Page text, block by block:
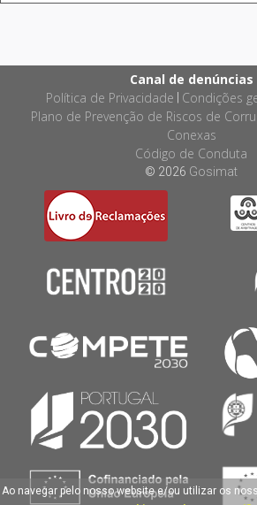
Canal de denúncias
Política de Privacidade Condições
Plano de Prevenção de Riscos de
Conexas
Código de Conduta
© 2026 Gosimat
Ao navegar pelo nosso website e/ou utilizar os